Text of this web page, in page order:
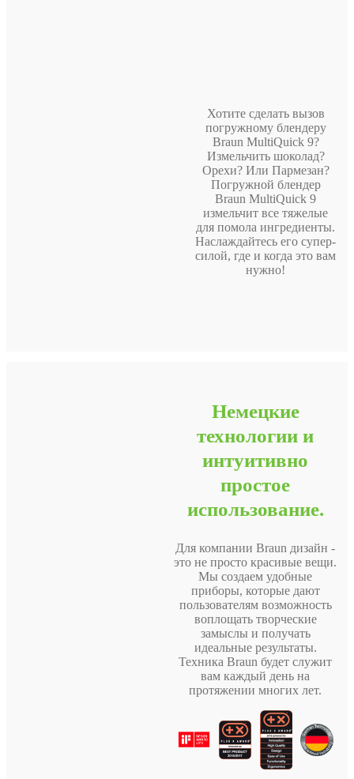
Хотите сделать вызов
погружному блендеру
Braun MultiQuick 9?
Измельчить шоколад?
Орехи? Или Пармезан?
Погружной блендер
Braun MultiQuick 9
измельчит все тяжелые
для помола ингредиенты.
Наслаждайтесь его супер-
силой, где и когда это вам
нужно!
Немецкие
технологии и
интуитивно
простое
использование.
Для компании Braun дизайн -
это не просто красивые вещи.
Мы создаем удобные
приборы, которые дают
пользователям возможность
воплощать творческие
замыслы и получать
идеальные результаты.
Техника Braun будет служит
вам каждый день на
протяжении многих лет.